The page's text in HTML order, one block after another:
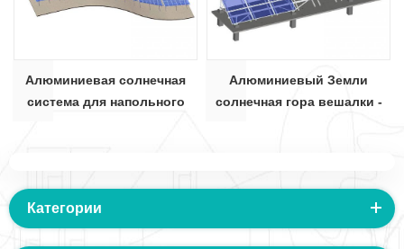
Алюминиевая солнечная
система для напольного
Алюминиевый Земли
солнечная гора вешалки -
Категории